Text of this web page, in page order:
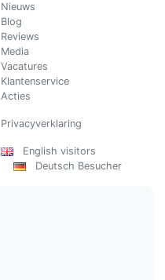
Nieuws
Blog
Reviews
Media
Vacatures
Klantenservice
Acties
Privacyverklaring
English visitors
Deutsch Besucher